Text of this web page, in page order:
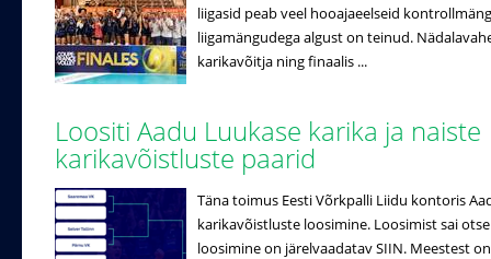
liigasid peab veel hooajaeelseid
liigamängudega algust on teinud.
karikavõitja ning finaalis ...
Loositi Aadu Luukase karika ja naiste
karikavõistluste paarid
Täna toimus Eesti Võrkpalli Liidu kontoris
karikavõistluste loosimine. Loosimist sai
loosimine on järelvaadatav SIIN. Meestest